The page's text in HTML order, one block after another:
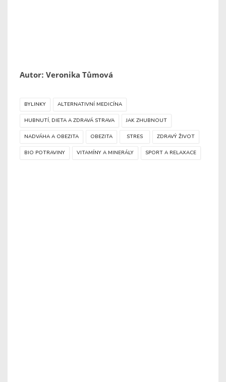
Autor: Veronika Tůmová
BYLINKY ALTERNATIVNÍ MEDICÍNA
HUBNUTÍ, DIETA A ZDRAVÁ STRAVA JAK ZHUBNOUT
NADVÁHA A OBEZITA OBEZITA STRES ZDRAVÝ ŽIVOT
BIO POTRAVINY VITAMÍNY A MINERÁLY SPORT A RELAXACE